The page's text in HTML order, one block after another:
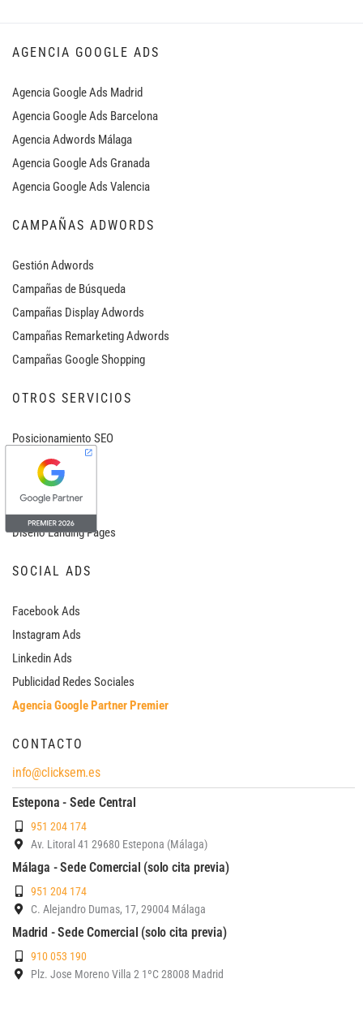
AGENCIA GOOGLE ADS
Agencia Google Ads Madrid
Agencia Google Ads Barcelona
Agencia Adwords Málaga
Agencia Google Ads Granada
Agencia Google Ads Valencia
CAMPAÑAS ADWORDS
Gestión Adwords
Campañas de Búsqueda
Campañas Display Adwords
Campañas Remarketing Adwords
Campañas Google Shopping
OTROS SERVICIOS
Posicionamiento SEO
Mobile Web
Tienda Online
Diseño Landing Pages
SOCIAL ADS
Facebook Ads
Instagram Ads
Linkedin Ads
Publicidad Redes Sociales
Agencia Google Partner Premier
CONTACTO
info@clicksem.es
Estepona - Sede Central
951 204 174
Av. Litoral 41 29680 Estepona (Málaga)
Málaga - Sede Comercial (solo cita previa)
951 204 174
C. Alejandro Dumas, 17, 29004 Málaga
Madrid - Sede Comercial (solo cita previa)
910 053 190
Plz. Jose Moreno Villa 2 1ºC 28008 Madrid